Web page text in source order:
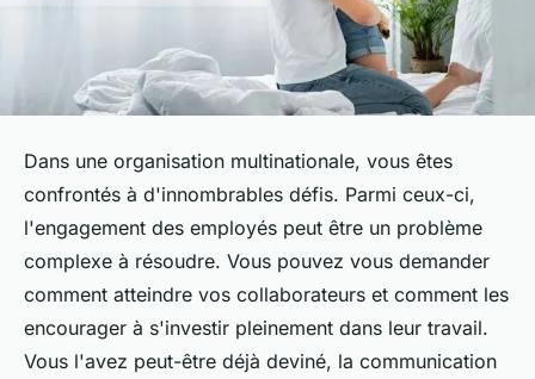
Dans une organisation multinationale, vous êtes
confrontés à d'innombrables défis. Parmi ceux-ci,
l'engagement des employés peut être un problème
complexe à résoudre. Vous pouvez vous demander
comment atteindre vos collaborateurs et comment les
encourager à s'investir pleinement dans leur travail.
Vous l'avez peut-être déjà deviné, la communication